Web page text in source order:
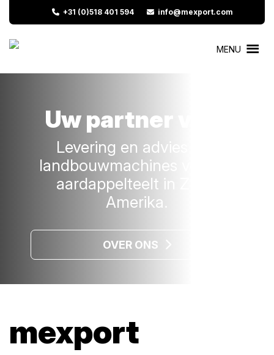
+31 (0)518 401 594 info@mexport.com
MENU
Uw partner voor
Levering en advies van
landbouwmachines voor de
aardappelteelt in Zuid-
Amerika.
OVER ONS
mexport